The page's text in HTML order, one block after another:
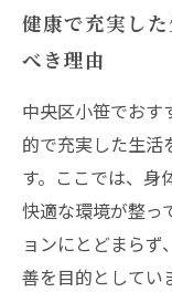
健康で充実し
べき理由
中央区小笹でおす
的で充実した生活
す。ここでは、身
快適な環境が整っ
ョンにとどまら
善を目的としてい